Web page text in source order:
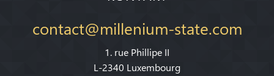
contact@millenium-state.com
1. rue Phillipe II
L-2340 Luxembourg